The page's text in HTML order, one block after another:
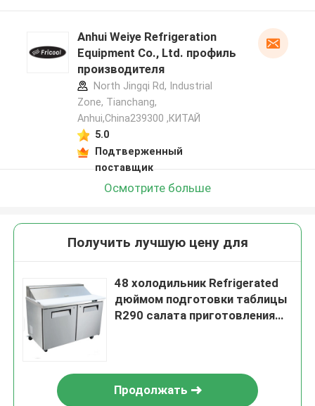
Anhui Weiye Refrigeration
Equipment Co., Ltd. профиль
производителя
North Jingqi Rd, Industrial
Zone, Tianchang,
Anhui,China239300 ,КИТАЙ
5.0
Подтверженный
поставщик
Осмотрите больше
Получить лучшую цену для
48 холодильник Refrigerated
дюймом подготовки таблицы
R290 салата приготовления
Продолжать